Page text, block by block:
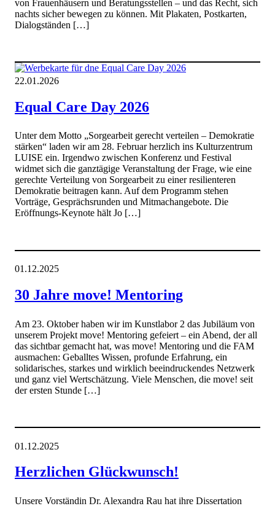
von Frauenhäusern und Beratungsstellen – und das Recht, sich
nachts sicher bewegen zu können. Mit Plakaten, Postkarten,
Dialogständen […]
22.01.2026
Equal Care Day 2026
Unter dem Motto „Sorgearbeit gerecht verteilen – Demokratie
stärken“ laden wir am 28. Februar herzlich ins Kulturzentrum
LUISE ein. Irgendwo zwischen Konferenz und Festival
widmet sich die ganztägige Veranstaltung der Frage, wie eine
gerechte Verteilung von Sorgearbeit zu einer resilienteren
Demokratie beitragen kann. Auf dem Programm stehen
Vorträge, Gesprächsrunden und Mitmachangebote. Die
Eröffnungs-Keynote hält Jo […]
01.12.2025
30 Jahre move! Mentoring
Am 23. Oktober haben wir im Kunstlabor 2 das Jubiläum von
unserem Projekt move! Mentoring gefeiert – ein Abend, der all
das sichtbar gemacht hat, was move! Mentoring und die FAM
ausmachen: Geballtes Wissen, profunde Erfahrung, ein
solidarisches, starkes und wirklich beeindruckendes Netzwerk
und ganz viel Wertschätzung. Viele Menschen, die move! seit
der ersten Stunde […]
01.12.2025
Herzlichen Glückwunsch!
Unsere Vorständin Dr. Alexandra Rau hat ihre Dissertation